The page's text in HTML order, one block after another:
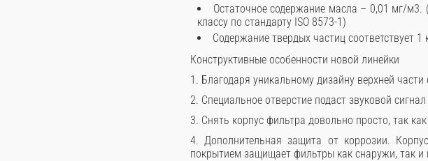
Остаточное содержание масла – 0,01 мг/м3.
классу по стандарту ISO 8573-1)
Содержание твердых частиц соответствует 1
Конструктивные особенности новой линейки
1. Благодаря уникальному дизайну верхней
2. Специальное отверстие подаст звуковой
3. Снять корпус фильтра довольно просто, так
4. Дополнительная защита от коррозии.
покрытием защищает фильтры как снаружи, так и